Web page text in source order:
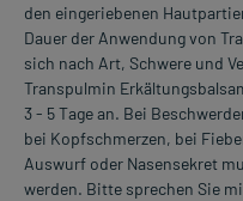
den eingeriebenen
Dauer der Anwendung von
sich nach Art, Schwere und
Transpulmin
3 - 5 Tage an. Bei
bei Kopfschmerzen, bei
Auswurf oder Nasensekret
werden. Bitte sprechen Sie